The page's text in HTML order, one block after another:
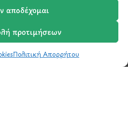
αποδέχομαι
προτιμήσεων
Πολιτική Απορρήτου
μου